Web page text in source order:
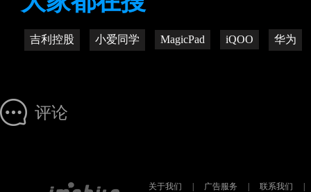
吉利控股 小爱同学 MagicPad iQOO 华为
评论
关于我们 广告服务 联系我们